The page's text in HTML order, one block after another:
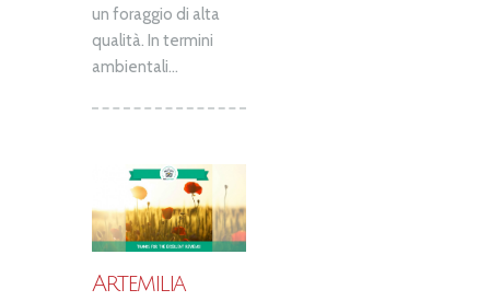
un foraggio di alta
qualità. In termini
ambientali...
Artemilia